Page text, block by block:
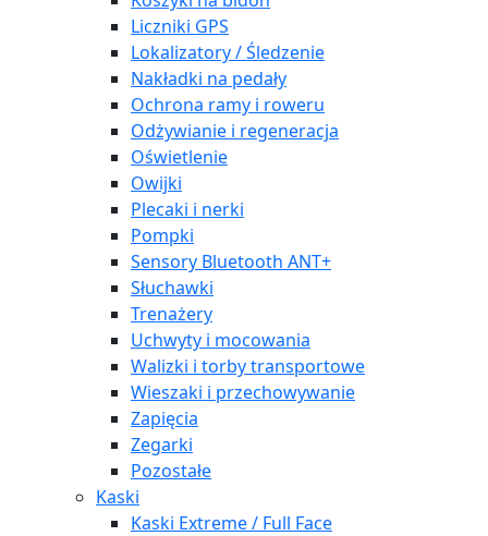
Liczniki GPS
Lokalizatory / Śledzenie
Nakładki na pedały
Ochrona ramy i roweru
Odżywianie i regeneracja
Oświetlenie
Owijki
Plecaki i nerki
Pompki
Sensory Bluetooth ANT+
Słuchawki
Trenażery
Uchwyty i mocowania
Walizki i torby transportowe
Wieszaki i przechowywanie
Zapięcia
Zegarki
Pozostałe
Kaski
Kaski Extreme / Full Face